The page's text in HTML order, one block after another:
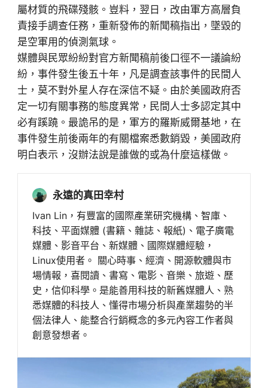
屬材質的飛碟殘骸。豈料，翌日，改由軍方高層負
責接手調查任務，重新發佈的新聞稿指出，墜毀的
是空軍用的偵測氣球。
媒體與民眾紛紛對官方新聞稿前後口徑不一議論紛
紛，事件發生後五十年，凡是調查該事件的民間人
士，莫不對外星人存在深信不疑。由於美國政府否
定一切有關事務的態度異常，民間人士多認定其中
必有蹊蹺。最詭吊的是，軍方的羅斯威爾基地，在
事件發生前後兩年的有關檔案悉數銷毀，美國政府
明白表示，沒辦法說是誰做的或為什麼這樣做。
永遠的真田幸村
Ivan Lin，有豐富的國際產業研究機構、智庫、
科技、平面媒體 (書籍、雜誌、報紙)、電子廣電
媒體、影音平台、新媒體、國際媒體經驗，
Linux使用者。 關心時事、經濟、開源軟體與市
場情報，喜閱讀、書寫、電影、音樂、旅遊、歷
史，信仰科學。是能善用科技的新舊媒體人、熟
悉媒體的科技人、懂得市場分析與產業趨勢的半
個法律人、能整合行銷概念的多元內容工作者與
創意發想者。